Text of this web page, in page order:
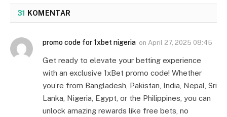
31 KOMENTAR
promo code for 1xbet nigeria on April 27, 2025 08:45
Get ready to elevate your betting experience
with an exclusive 1xBet promo code! Whether
you’re from Bangladesh, Pakistan, India, Nepal, Sri
Lanka, Nigeria, Egypt, or the Philippines, you can
unlock amazing rewards like free bets, no